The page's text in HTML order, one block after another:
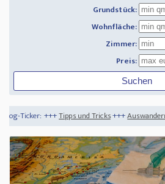
Grundstück:
Wohnfläche:
Zimmer:
Preis:
und Tricks +++Auswandern+++